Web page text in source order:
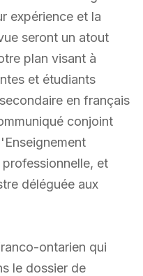
expérience et la
seront un atout
plan visant à
et étudiants
en français
conjoint
et
déléguée aux
ontarien qui
le dossier de